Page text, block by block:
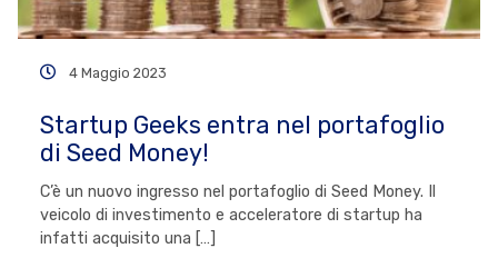
4 Maggio 2023
Startup Geeks entra nel portafoglio
di Seed Money!
C’è un nuovo ingresso nel portafoglio di Seed Money. Il
veicolo di investimento e acceleratore di startup ha
infatti acquisito una […]